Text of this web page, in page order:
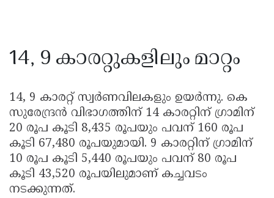
14, 9 കാരറ്റുകളിലും മാറ്റം
14, 9 കാരറ്റ് സ്വർണവിലകളും ഉയർന്നു. കെ
സുരേന്ദ്രൻ വിഭാഗത്തിന് 14 കാരറ്റിന് ഗ്രാമിന്
20 രൂപ കൂടി 8,435 രൂപയും പവന് 160 രൂപ
കൂടി 67,480 രൂപയുമായി. 9 കാരറ്റിന് ഗ്രാമിന്
10 രൂപ കൂടി 5,440 രൂപയും പവന് 80 രൂപ
കൂടി 43,520 രൂപയിലുമാണ് കച്ചവടം
നടക്കുന്നത്.